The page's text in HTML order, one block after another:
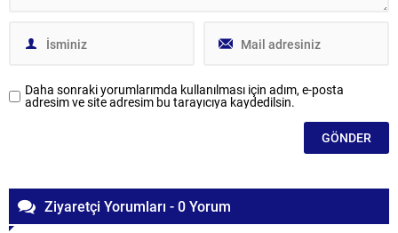
Daha sonraki yorumlarımda kullanılması için adım, e-posta
adresim ve site adresim bu tarayıcıya kaydedilsin.
Ziyaretçi Yorumları - 0 Yorum